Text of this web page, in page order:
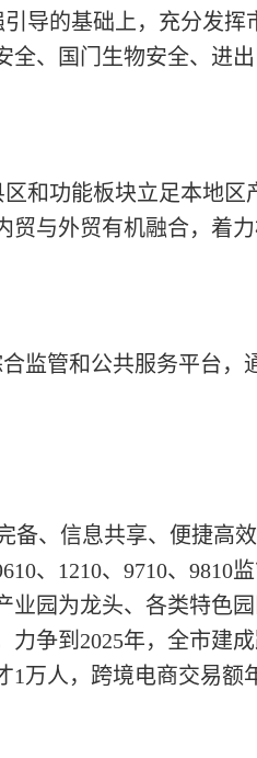
导的基础上，充分发
、国门生物安全、进
和功能板块立足本地
与外贸有机融合，着力
监管和公共服务平台
备、信息共享、便捷高
、1210、9710、
业园为龙头、各类特色
力争到2025年，全市建
万人，跨境电商交易额